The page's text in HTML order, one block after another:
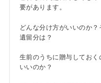
要があります。
どんな分け方がいいのか
遺留分は？
生前のうちに贈与してお
いいのか？